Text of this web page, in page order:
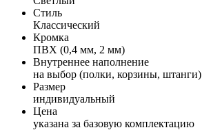
Стиль
Классический
Кромка
ПВХ (0,4 мм, 2 мм)
Внутреннее наполнение
на выбор (полки, корзины, штанги)
Размер
индивидуальный
Цена
указана за базовую комплектацию